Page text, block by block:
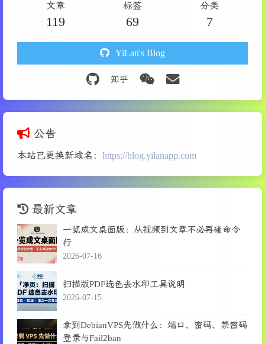
文章
119
标签
69
分类
7
YiLan's Blog
公告
本站已更换新域名： https://blog.yilanapp.com
最新文章
一览成文桌面版：从视频到文章不必再碰命令
行
2026-07-16
扫描版PDF选色去水印工具说明
2026-07-15
拿到DebianVPS先做什么：端口、密码、禁密码
登录与Fail2ban